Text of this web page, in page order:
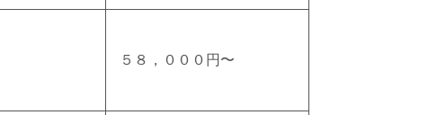
５８，０００円〜